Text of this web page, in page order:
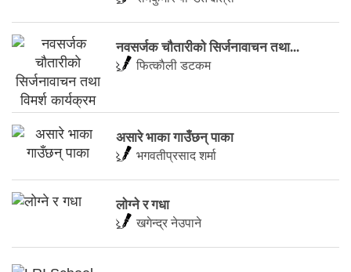
नवसर्जक चाैतारीकाे सिर्जनावाचन तथा...
फित्काैली डटकम
असारे भाका गाउँछन् पाका
भगवतीप्रसाद शर्मा
लाेग्ने र गधा
खगेन्द्र नेउपाने